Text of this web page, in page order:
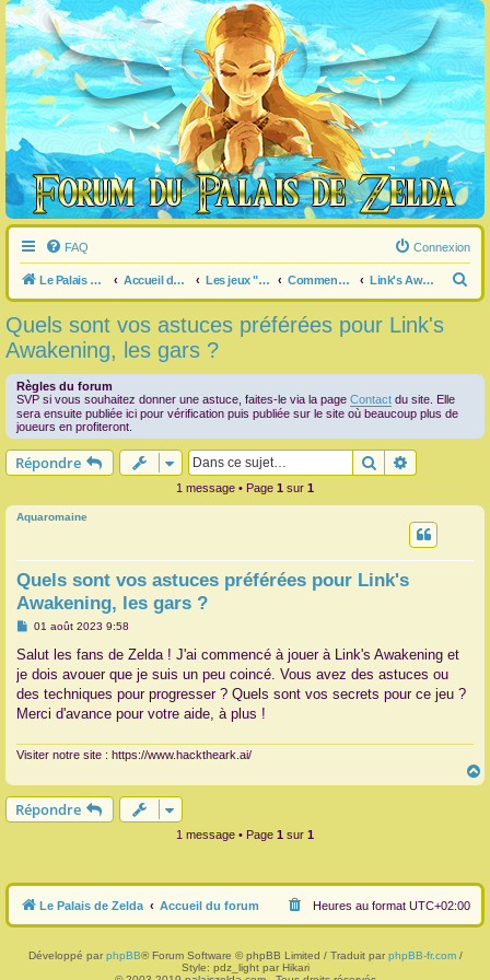
FAQ Connexion
Le Palais de Zelda Accueil du forum Les jeux "Legend of Zelda" Commentaire / question générale / info sur un jeu Link's Awakening
e
c
Quels sont vos astuces préférées pour Link's
Awakening, les gars ?
Règles du forum
SVP si vous souhaitez donner une astuce, faites-le via la page Contact du site. Elle
sera ensuite publiée ici pour vérification puis publiée sur le site où beaucoup plus de
joueurs en profiteront.
Répondre Rechercher
1 message • Page 1 sur 1
Aquaromaine
Quels sont vos astuces préférées pour Link's
Awakening, les gars ?
M
s
a
g
01 août 2023 9:58
Salut les fans de Zelda ! J'ai commencé à jouer à Link's Awakening et
je dois avouer que je suis un peu coincé. Vous avez des astuces ou
des techniques pour progresser ? Quels sont vos secrets pour ce jeu ?
Merci d'avance pour votre aide, à plus !
Visiter notre site : https://www.hacktheark.ai/
a
Répondre
1 message • Page 1 sur 1
Le Palais de Zelda Accueil du forum Heures au format UTC+02:00
Développé par phpBB® Forum Software © phpBB Limited / Traduit par phpBB-fr.com/
Style: pdz_light par Hikari